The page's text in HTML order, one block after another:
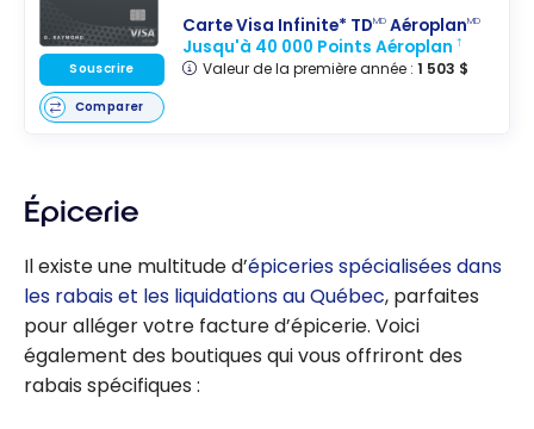
Carte Visa Infinite* TDMD AéroplanMD
Jusqu'à 40 000 Points Aéroplan†
Valeur de la première année : 1 503 $
Souscrire
Comparer
Épicerie
Il existe une multitude d’épiceries spécialisées dans
les rabais et les liquidations au Québec, parfaites
pour alléger votre facture d’épicerie. Voici
également des boutiques qui vous offriront des
rabais spécifiques :